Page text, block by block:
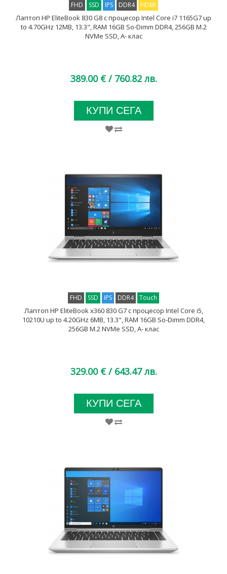
FHD SSD IPS DDR4 HDMI
Лаптоп HP EliteBook 830 G8 с процесор Intel Core i7 1165G7 up
to 4.70GHz 12MB, 13.3", RAM 16GB So-Dimm DDR4, 256GB M.2
NVMe SSD, A- клас
389.00 € / 760.82 лв.
КУПИ СЕГА
FHD SSD IPS DDR4 Touch
Лаптоп HP EliteBook x360 830 G7 с процесор Intel Core i5,
10210U up to 4.20GHz 6MB, 13.3", RAM 16GB So-Dimm DDR4,
256GB M.2 NVMe SSD, A- клас
329.00 € / 643.47 лв.
КУПИ СЕГА